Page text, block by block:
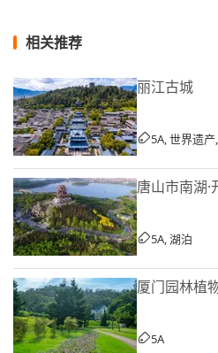
相关推荐
丽江古城
5A, 世界遗
唐山市南湖
5A, 湖泊
厦门园林植
5A